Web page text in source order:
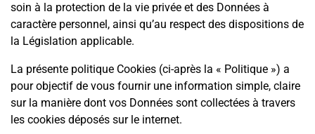
soin à la protection de la vie privée et des Données à
caractère personnel, ainsi qu’au respect des dispositions de
la Législation applicable.
La présente politique Cookies (ci-après la « Politique ») a
pour objectif de vous fournir une information simple, claire
sur la manière dont vos Données sont collectées à travers
les cookies déposés sur le internet.